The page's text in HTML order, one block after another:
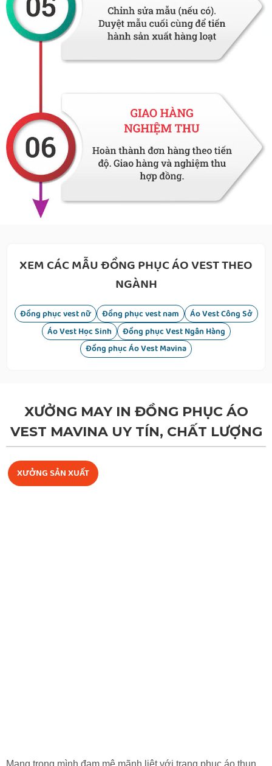
XEM CÁC MẪU ĐỒNG PHỤC ÁO VEST THEO
NGÀNH
Đồng phục vest nữ Đồng phục vest nam
Áo Vest Công Sở
Áo Vest Học Sinh
Đồng phục Vest Ngân Hàng
Đồng phục Áo Vest Mavina
XƯỞNG MAY IN ĐỒNG PHỤC ÁO
VEST MAVINA UY TÍN, CHẤT LƯỢNG
XƯỞNG SẢN XUẤT
Mang trong mình đam mê mãnh liệt với trang phục áo thun,